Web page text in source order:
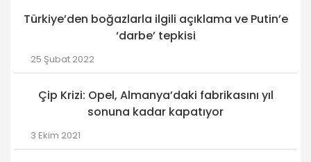
Türkiye’den boğazlarla ilgili açıklama ve Putin’e
‘darbe’ tepkisi
25 Şubat 2022
Çip Krizi: Opel, Almanya’daki fabrikasını yıl
sonuna kadar kapatıyor
3 Ekim 2021